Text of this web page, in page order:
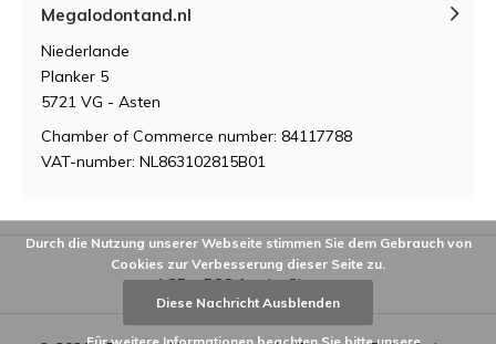
Megalodontand.nl
Niederlande
Planker 5
5721 VG - Asten
Chamber of Commerce number: 84117788
VAT-number: NL863102815B01
AGB RSS feed Sitemap
Durch die Nutzung unserer Webseite stimmen Sie dem Gebrauch von
Cookies zur Verbesserung dieser Seite zu.
Diese Nachricht Ausblenden